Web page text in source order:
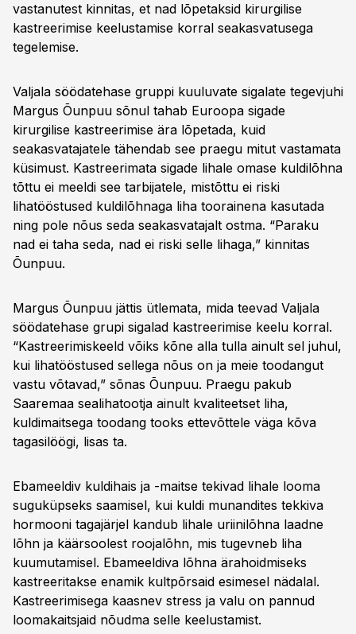
vastanutest kinnitas, et nad lõpetaksid kirurgilise
kastreerimise keelustamise korral seakasvatusega
tegelemise.
Valjala söödatehase gruppi kuuluvate sigalate tegevjuhi
Margus Õunpuu sõnul tahab Euroopa sigade
kirurgilise kastreerimise ära lõpetada, kuid
seakasvatajatele tähendab see praegu mitut vastamata
küsimust. Kastreerimata sigade lihale omase kuldilõhna
tõttu ei meeldi see tarbijatele, mistõttu ei riski
lihatööstused kuldilõhnaga liha toorainena kasutada
ning pole nõus seda seakasvatajalt ostma. “Paraku
nad ei taha seda, nad ei riski selle lihaga,” kinnitas
Õunpuu.
Margus Õunpuu jättis ütlemata, mida teevad Valjala
söödatehase grupi sigalad kastreerimise keelu korral.
“Kastreerimiskeeld võiks kõne alla tulla ainult sel juhul,
kui lihatööstused sellega nõus on ja meie toodangut
vastu võtavad,” sõnas Õunpuu. Praegu pakub
Saaremaa sealihatootja ainult kvaliteetset liha,
kuldimaitsega toodang tooks ettevõttele väga kõva
tagasilöögi, lisas ta.
Ebameeldiv kuldihais ja -maitse tekivad lihale looma
suguküpseks saamisel, kui kuldi munandites tekkiva
hormooni tagajärjel kandub lihale uriinilõhna laadne
lõhn ja käärsoolest roojalõhn, mis tugevneb liha
kuumutamisel. Ebameeldiva lõhna ärahoidmiseks
kastreeritakse enamik kultpõrsaid esimesel nädalal.
Kastreerimisega kaasnev stress ja valu on pannud
loomakaitsjaid nõudma selle keelustamist.